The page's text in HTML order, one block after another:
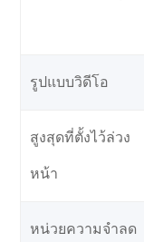
รูปแบบวิดีโอ
สูงสุดที่ตั้งไว้ล่วง
หน้า
หน่วยความจำลด